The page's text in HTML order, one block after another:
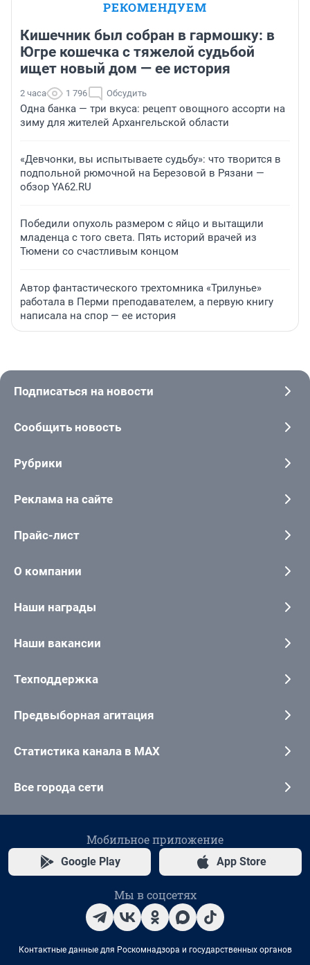
РЕКОМЕНДУЕМ
Кишечник был собран в гармошку: в
Югре кошечка с тяжелой судьбой
ищет новый дом — ее история
2 часа 1 796 Обсудить
Одна банка — три вкуса: рецепт овощного ассорти на
зиму для жителей Архангельской области
«Девчонки, вы испытываете судьбу»: что творится в
подпольной рюмочной на Березовой в Рязани —
обзор YA62.RU
Победили опухоль размером с яйцо и вытащили
младенца с того света. Пять историй врачей из
Тюмени со счастливым концом
Автор фантастического трехтомника «Трилунье»
работала в Перми преподавателем, а первую книгу
написала на спор — ее история
Подписаться на новости
Сообщить новость
Рубрики
Реклама на сайте
Прайс-лист
О компании
Наши награды
Наши вакансии
Техподдержка
Предвыборная агитация
Статистика канала в MAX
Все города сети
Мобильное приложение
Google Play App Store
Мы в соцсетях
Контактные данные для Роскомнадзора и государственных органов